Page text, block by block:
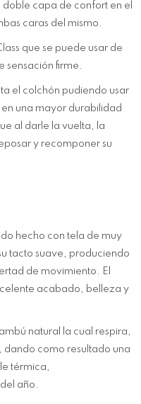
capa de confort en el
caras del mismo.
que se puede usar de
sensación firme.
el colchón pudiendo usar
en una mayor durabilidad
al darle la vuelta, la
y recomponer su
hecho con tela de muy
tacto suave, produciendo
de movimiento. El
acabado, belleza y
natural la cual respira,
como resultado una
térmica,
año.